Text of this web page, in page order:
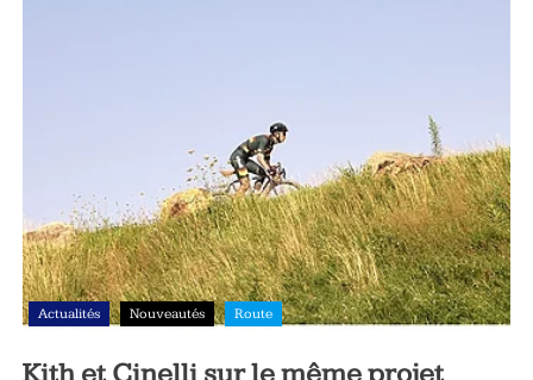
Actualités Nouveautés Route